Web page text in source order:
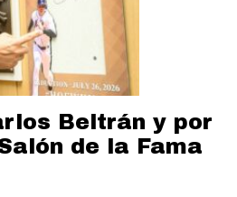
Beltrán y por
de la Fama